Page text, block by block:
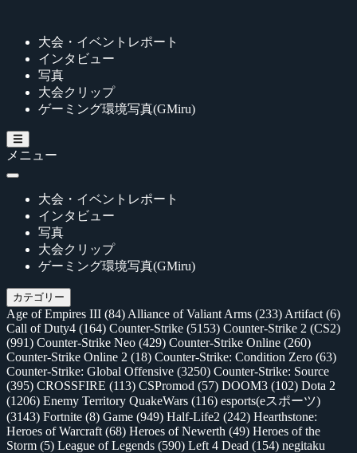
大会・イベントレポート
インタビュー
写真
大会クリップ
ゲーミング環境写真(GMiru)
メニュー
大会・イベントレポート
インタビュー
写真
大会クリップ
ゲーミング環境写真(GMiru)
カテゴリー
Age of Empires III (84) Alliance of Valiant Arms (233) Artifact (6)
Call of Duty4 (164) Counter-Strike (5153) Counter-Strike 2 (CS2)
(991) Counter-Strike Neo (429) Counter-Strike Online (260)
Counter-Strike Online 2 (18) Counter-Strike: Condition Zero (63)
Counter-Strike: Global Offensive (3250) Counter-Strike: Source
(395) CROSSFIRE (113) CSPromod (57) DOOM3 (102) Dota 2
(1206) Enemy Territory QuakeWars (116) esports(eスポーツ)
(3143) Fortnite (8) Game (949) Half-Life2 (242) Hearthstone:
Heroes of Warcraft (68) Heroes of Newerth (49) Heroes of the
Storm (5) League of Legends (590) Left 4 Dead (154) negitaku